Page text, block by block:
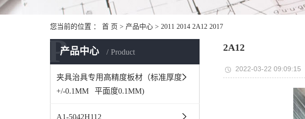
您当前的位置 ： 首 页 > 产品中心 > 2011 2014 2A12 2017
产品中心 Product
P
夹具治具专用高精度板材（标准厚度
+/-0.1MM   平面度0.1MM)
A1-5042H112
2A12
2022-03-22 09:09:15